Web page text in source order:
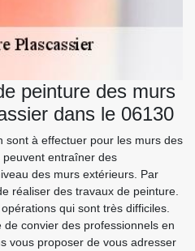
peinture des murs
dans le 06130
sont à effectuer pour les murs des
entraîner des
des murs extérieurs. Par
réaliser des travaux de peinture.
qui sont très difficiles.
convier des professionnels en
vous proposer de vous adresser